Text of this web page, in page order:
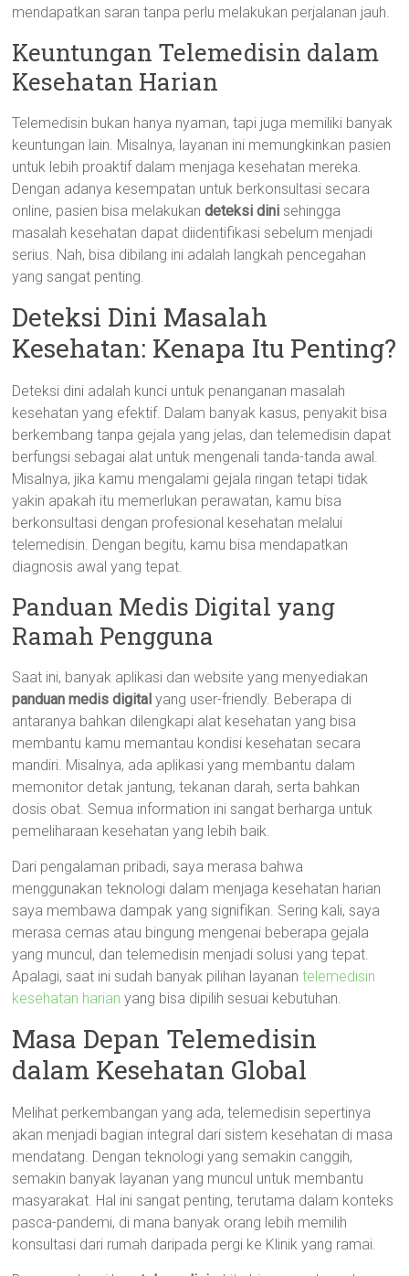
mendapatkan saran tanpa perlu melakukan perjalanan jauh.
Keuntungan Telemedisin dalam
Kesehatan Harian
Telemedisin bukan hanya nyaman, tapi juga memiliki banyak
keuntungan lain. Misalnya, layanan ini memungkinkan pasien
untuk lebih proaktif dalam menjaga kesehatan mereka.
Dengan adanya kesempatan untuk berkonsultasi secara
online, pasien bisa melakukandeteksi dini sehingga
masalah kesehatan dapat diidentifikasi sebelum menjadi
serius. Nah, bisa dibilang ini adalah langkah pencegahan
yang sangat penting.
Deteksi Dini Masalah
Kesehatan: Kenapa Itu Penting?
Deteksi dini adalah kunci untuk penanganan masalah
kesehatan yang efektif. Dalam banyak kasus, penyakit bisa
berkembang tanpa gejala yang jelas, dan telemedisin dapat
berfungsi sebagai alat untuk mengenali tanda-tanda awal.
Misalnya, jika kamu mengalami gejala ringan tetapi tidak
yakin apakah itu memerlukan perawatan, kamu bisa
berkonsultasi dengan profesional kesehatan melalui
telemedisin. Dengan begitu, kamu bisa mendapatkan
diagnosis awal yang tepat.
Panduan Medis Digital yang
Ramah Pengguna
Saat ini, banyak aplikasi dan website yang menyediakan
panduan medis digital yang user-friendly. Beberapa di
antaranya bahkan dilengkapi alat kesehatan yang bisa
membantu kamu memantau kondisi kesehatan secara
mandiri. Misalnya, ada aplikasi yang membantu dalam
memonitor detak jantung, tekanan darah, serta bahkan
dosis obat. Semua information ini sangat berharga untuk
pemeliharaan kesehatan yang lebih baik.
Dari pengalaman pribadi, saya merasa bahwa
menggunakan teknologi dalam menjaga kesehatan harian
saya membawa dampak yang signifikan. Sering kali, saya
merasa cemas atau bingung mengenai beberapa gejala
yang muncul, dan telemedisin menjadi solusi yang tepat.
Apalagi, saat ini sudah banyak pilihan layanantelemedisin
kesehatan harian yang bisa dipilih sesuai kebutuhan.
Masa Depan Telemedisin
dalam Kesehatan Global
Melihat perkembangan yang ada, telemedisin sepertinya
akan menjadi bagian integral dari sistem kesehatan di masa
mendatang. Dengan teknologi yang semakin canggih,
semakin banyak layanan yang muncul untuk membantu
masyarakat. Hal ini sangat penting, terutama dalam konteks
pasca-pandemi, di mana banyak orang lebih memilih
konsultasi dari rumah daripada pergi ke Klinik yang ramai.